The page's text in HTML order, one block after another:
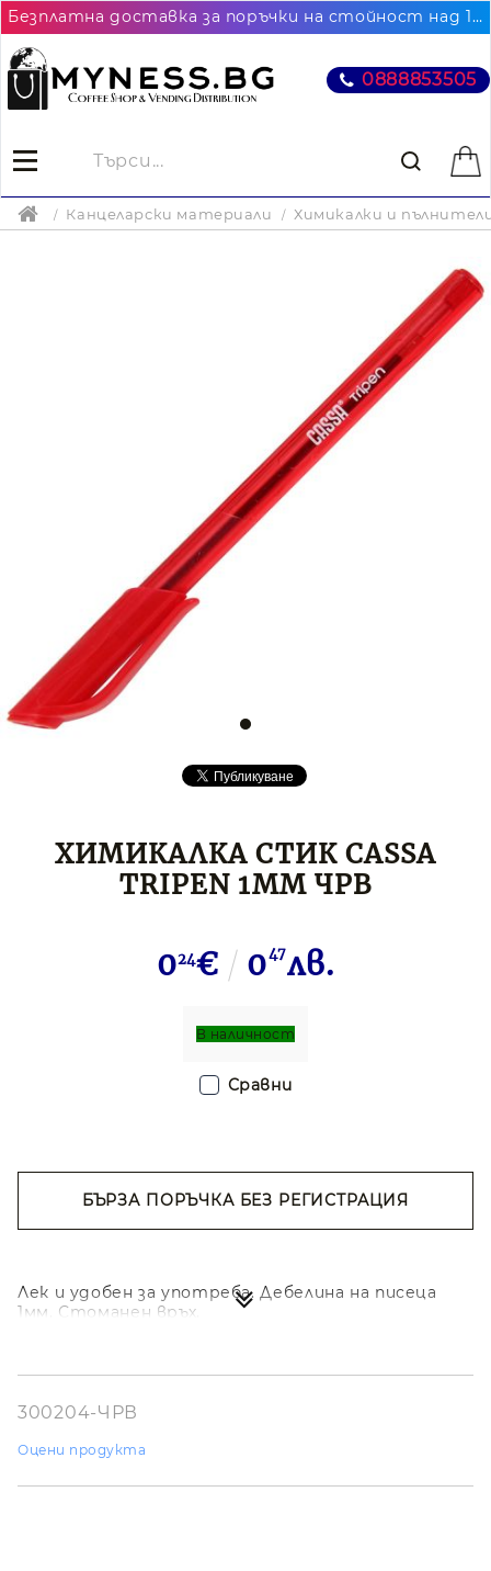
Безплатна доставка за поръчки на стойност над 102.26€ / 200лв. до най-близкия до Вас офис на Еконт
0888853505
Канцеларски материали Химикалки и
ХИМИКАЛКА СТИК CASSA
TRIPEN 1ММ ЧРВ
024€ 047лв.
В наличност
Лек и удобен за употреба. Дебелина на писеца
1мм. Стоманен връх.
БЪРЗА ПОРЪЧКА БЕЗ РЕГИСТРАЦИЯ
Съгласен съм сПолитиката за лични
300204-ЧРВ
Оцени продукта
Сравни